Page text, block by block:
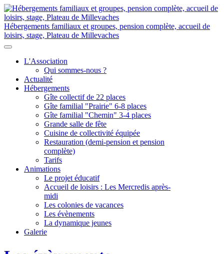
Hébergements familiaux et groupes, pension complète, accueil de
loisirs, stage, Plateau de Millevaches
L'Association
Qui sommes-nous ?
Actualité
Hébergements
Gîte collectif de 22 places
Gîte familial "Prairie" 6-8 places
Gîte familial "Chemin" 3-4 places
Grande salle de fête
Cuisine de collectivité équipée
Restauration (demi-pension et pension
complète)
Tarifs
Animations
Le projet éducatif
Accueil de loisirs : Les Mercredis après-
midi
Les colonies de vacances
Les évènements
La dynamique jeunes
Galerie